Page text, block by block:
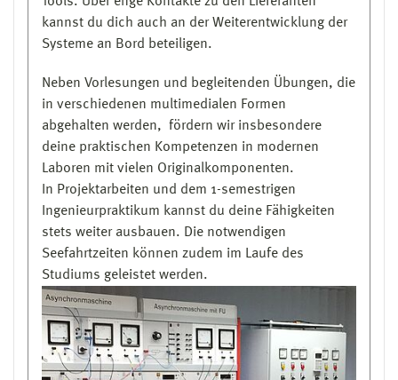
- Vorpraktikum im Unternehmen des Schiffbaus
von 8 Wochen, wovon 4 Wochen während des
Studiums bis Ende des zweiten Fachsemesters
erbracht werden können
- Befreiung vom Praktikum bei vorliegender
elektrotechnischer Berufsausbildung oder
entsprechendem Fachabitur
kannst du dich auch an der Weiterentwicklung der
Systeme an Bord beteiligen.
Neben Vorlesungen und begleitenden Übungen, die
in verschiedenen multi­me­dialen Formen
abgehalten werden, fördern wir insbesondere
deine prak­tischen Kompetenzen in modernen
Laboren mit vielen Original­komponenten.
In Projektarbeiten und dem 1-semestrigen
Ingenieurpraktikum kannst du deine Fähigkeiten
stets weiter ausbauen. Die notwendigen
Seefahrtzeiten können zu­dem im Laufe des
Studiums geleistet werden.